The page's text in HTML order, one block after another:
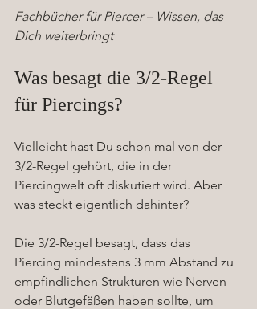
Fachbücher für Piercer – Wissen, das
Dich weiterbringt
Was besagt die 3/2-Regel
für Piercings?
Vielleicht hast Du schon mal von der
3/2-Regel gehört, die in der
Piercingwelt oft diskutiert wird. Aber
was steckt eigentlich dahinter?
Die 3/2-Regel besagt, dass das
Piercing mindestens 3 mm Abstand zu
empfindlichen Strukturen wie Nerven
oder Blutgefäßen haben sollte, um